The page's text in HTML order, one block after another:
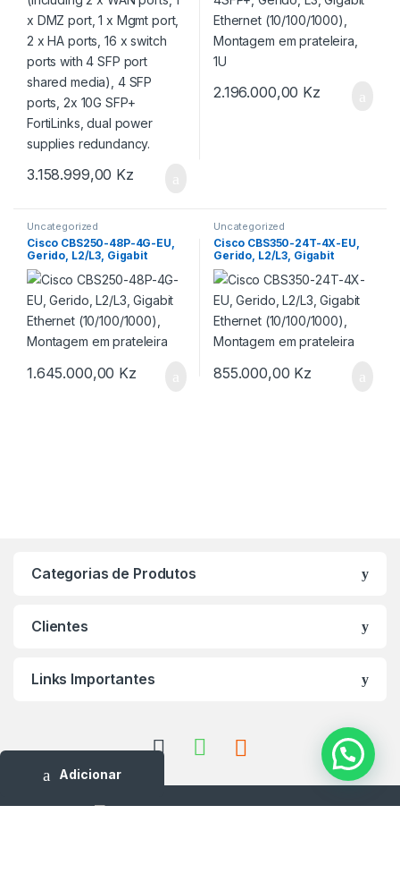
Adicionar
SFP+ FortiLinks, dual power
supplies redundancy.
3.158.999,00 Kz
2.196.000,00 Kz
Uncategorized
Cisco CBS250-48P-4G-EU,
Gerido, L2/L3, Gigabit
Ethernet (10/100/1000),
Montagem em prateleira
1.645.000,00 Kz
Uncategorized
Cisco CBS350-24T-4X-EU,
Gerido, L2/L3, Gigabit
Ethernet (10/100/1000),
Montagem em prateleira
855.000,00 Kz
Categorias de Produtos
Clientes
Links Importantes